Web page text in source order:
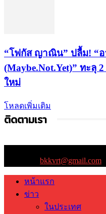
“โฟกัส ญาณิน” ปลื้ม! “อ
(Maybe.Not.Yet)” ทะลุ
ใหม่
โหลดเพิ่มเติม
ติดตามเรา
bkkvrt@gmail.com
หน้าแรก
ข่าว
ในประเทศ